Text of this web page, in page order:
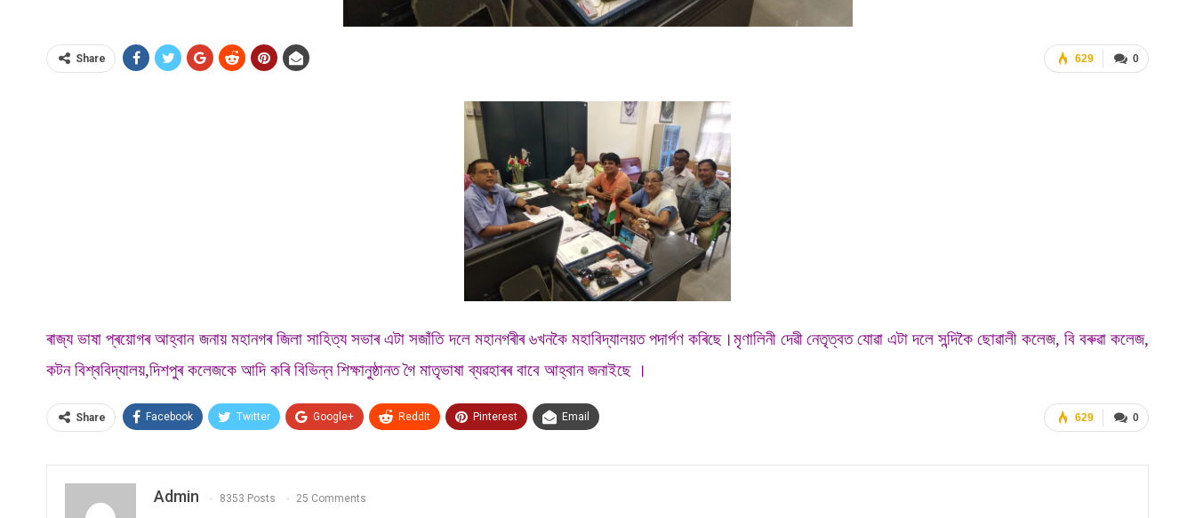
0
629
Share
ৰাজ্য ভাষা প্ৰয়োগৰ আহ্বান জনায় মহানগৰ জিলা সাহিত্য সভাৰ এটা সজাঁতি দলে মহানগৰীৰ ৬খনকৈ মহাবিদ্যালয়ত পদাৰ্পণ কৰিছে।মৃণালিনী দেৱী নেতৃত্বত যোৱা এটা দলে সন্দিকৈ ছোৱালী কলেজ, বি বৰুৱা কলেজ,
কটন বিশ্ববিদ্যালয়,দিশপুৰ কলেজকে আদি কৰি বিভিন্ন শিক্ষানুষ্ঠানত গৈ মাতৃভাষা ব্যৱহাৰৰ বাবে আহ্বান জনাইছে ।
0
629
Share Facebook Twitter Google+ ReddIt Pinterest Email
Admin 8353 Posts 25 Comments